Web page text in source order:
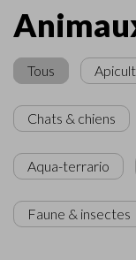
Tous
Chats & chiens
Aqua-terrario
Faune & insectes